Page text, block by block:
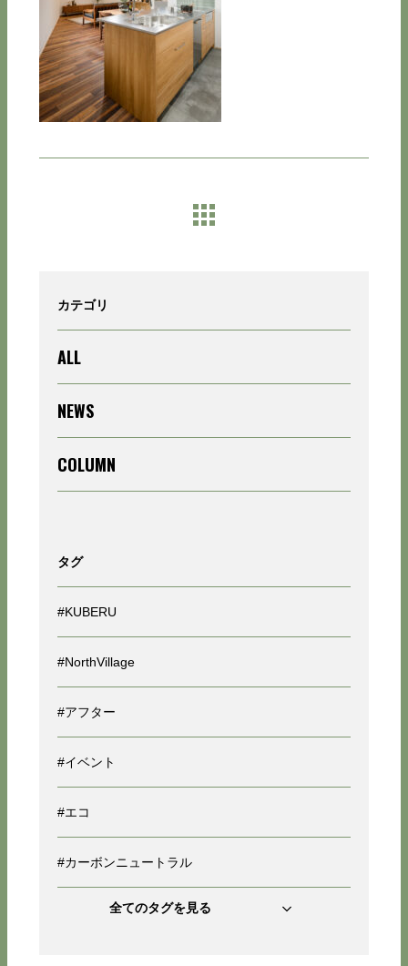
カテゴリ
ALL
NEWS
COLUMN
タグ
#KUBERU
#NorthVillage
#アフター
#イベント
#エコ
#カーボンニュートラル
全てのタグを見る